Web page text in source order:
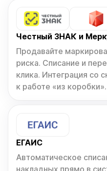
Честный ЗНАК и
Продавайте
риска. Списание и
клика. Интеграция со
к работе «из коробки».
ЕГАИС
Автоматическое
накладных прямо в